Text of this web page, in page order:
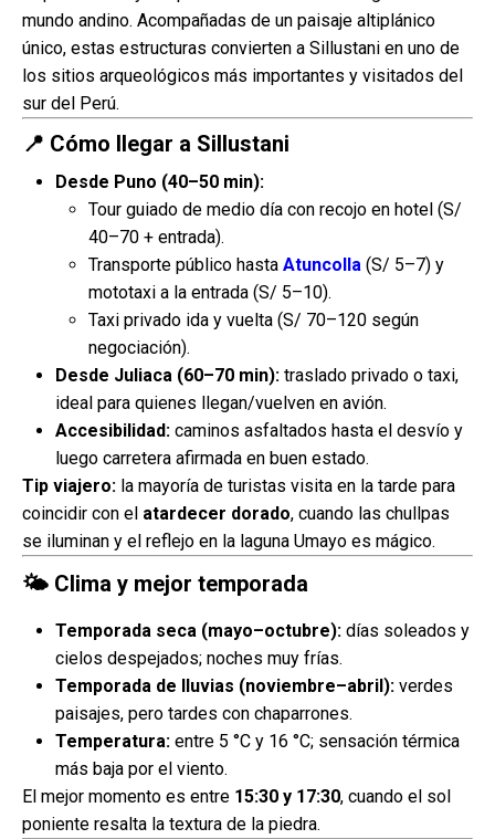
mundo andino. Acompañadas de un paisaje altiplánico
único, estas estructuras convierten a Sillustani en uno de
los sitios arqueológicos más importantes y visitados del
sur del Perú.
📍 Cómo llegar a Sillustani
Desde Puno (40–50 min):
Tour guiado de medio día con recojo en hotel (S/
40–70 + entrada).
Transporte público hasta Atuncolla (S/ 5–7) y
mototaxi a la entrada (S/ 5–10).
Taxi privado ida y vuelta (S/ 70–120 según
negociación).
Desde Juliaca (60–70 min): traslado privado o taxi,
ideal para quienes llegan/vuelven en avión.
Accesibilidad: caminos asfaltados hasta el desvío y
luego carretera afirmada en buen estado.
Tip viajero: la mayoría de turistas visita en la tarde para
coincidir con el atardecer dorado, cuando las chullpas
se iluminan y el reflejo en la laguna Umayo es mágico.
🌤️ Clima y mejor temporada
Temporada seca (mayo–octubre): días soleados y
cielos despejados; noches muy frías.
Temporada de lluvias (noviembre–abril): verdes
paisajes, pero tardes con chaparrones.
Temperatura: entre 5 °C y 16 °C; sensación térmica
más baja por el viento.
El mejor momento es entre 15:30 y 17:30, cuando el sol
poniente resalta la textura de la piedra.